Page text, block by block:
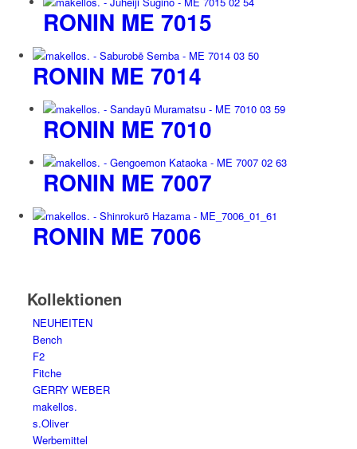
RONIN ME 7015
RONIN ME 7014
RONIN ME 7010
RONIN ME 7007
RONIN ME 7006
Kollektionen
NEUHEITEN
Bench
F2
Fitche
GERRY WEBER
makellos.
s.Oliver
Werbemittel